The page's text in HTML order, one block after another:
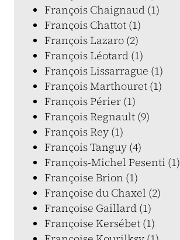
François Chaignaud (1)
François Chattot (1)
François Lazaro (2)
François Léotard (1)
François Lissarrague (1)
François Marthouret (1)
François Périer (1)
François Regnault (9)
François Rey (1)
François Tanguy (4)
François-Michel Pesenti (1)
Françoise Brion (1)
Françoise du Chaxel (2)
Françoise Gaillard (1)
Françoise Kersébet (1)